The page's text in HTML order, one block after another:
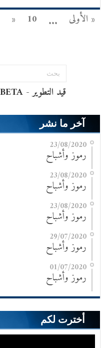
« الأولى ...
10
«
آخر ما نشر
23/08/2020
رموز وأشباح
23/08/2020
رموز وأشباح
23/08/2020
رموز وأشباح
29/07/2020
رموز وأشباح
01/07/2020
رموز وأشباح
أخترت لكم